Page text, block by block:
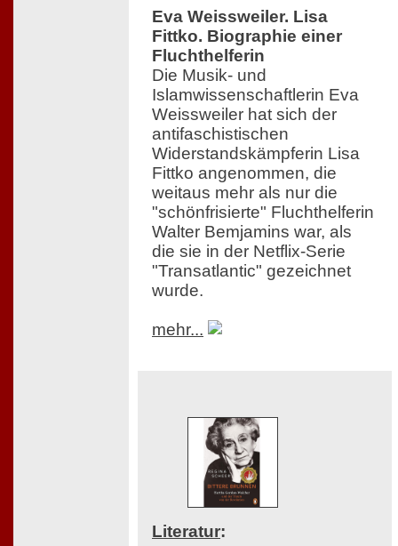
Eva Weissweiler. Lisa
Fittko. Biographie einer
Fluchthelferin
Die Musik- und
Islamwissenschaftlerin Eva
Weissweiler hat sich der
antifaschistischen
Widerstandskämpferin Lisa
Fittko angenommen, die
weitaus mehr als nur die
"schönfrisierte" Fluchthelferin
Walter Bemjamins war, als
die sie in der Netflix-Serie
"Transatlantic" gezeichnet
wurde.
mehr...
Literatur: